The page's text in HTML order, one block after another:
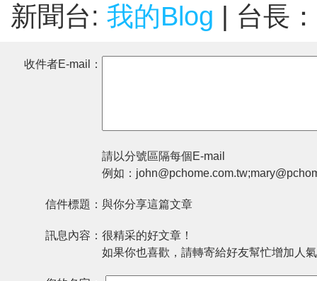
新聞台: 我的Blog | 台長：
收件者E-mail：
請以分號區隔每個E-mail
例如：
信件標題： 與你分享這篇文章
訊息內容： 很精采的好文章！
如果你也喜歡，請轉寄給好友幫忙增加人